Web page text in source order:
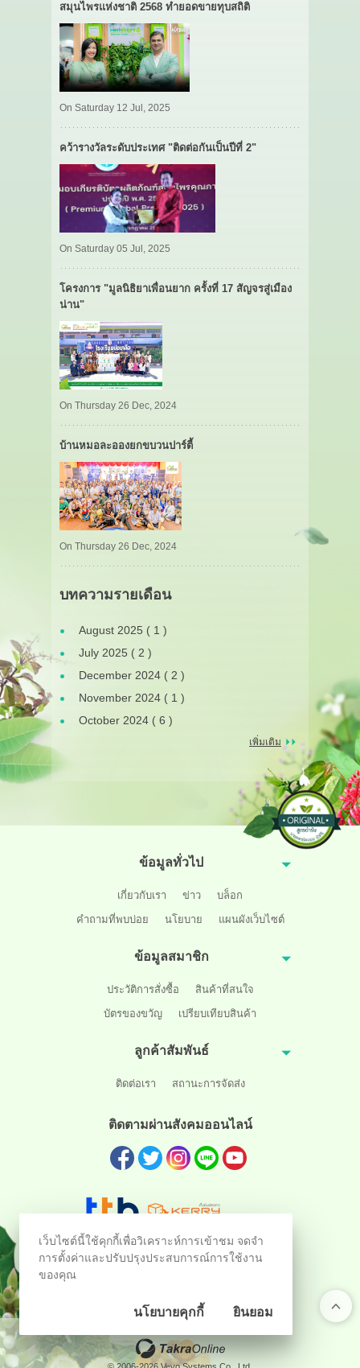
สมุนไพรแห่งชาติ 2568 ทำยอดขายทุบสถิติ
On Saturday 12 Jul, 2025
คว้ารางวัลระดับประเทศ "ติดต่อกันเป็นปีที่ 2"
On Saturday 05 Jul, 2025
โครงการ "มูลนิธิยาเพื่อนยาก ครั้งที่ 17 สัญจรสู่เมือง
น่าน"
On Thursday 26 Dec, 2024
บ้านหมอละอองยกขบวนปาร์ตี้
On Thursday 26 Dec, 2024
บทความรายเดือน
August 2025 ( 1 )
July 2025 ( 2 )
December 2024 ( 2 )
November 2024 ( 1 )
October 2024 ( 6 )
เพิ่มเติม
ข้อมูลทั่วไป
เกี่ยวกับเรา ข่าว
บล็อก
คำถามที่พบบ่อย
นโยบาย แผนผังเว็บไซต์
ข้อมูลสมาชิก
ประวัติการสั่งซื้อ
สินค้าที่สนใจ
บัตรของขวัญ
เปรียบเทียบสินค้า
ลูกค้าสัมพันธ์
ติดต่อเรา สถานะการจัดส่ง
ติดตามผ่านสังคมออนไลน์
เว็บไซต์นี้ใช้คุกกี้เพื่อวิเคราะห์การเข้าชม จดจำ
การตั้งค่าและปรับปรุงประสบการณ์การใช้งาน
ของคุณ
นโยบายคุกกี้ ยินยอม